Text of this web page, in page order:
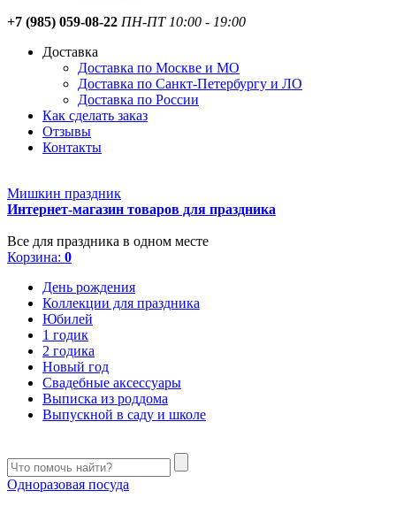
+7 (985) 059-08-22 ПН-ПТ 10:00 - 19:00
Доставка
Доставка по Москве и МО
Доставка по Санкт-Петербургу и ЛО
Доставка по России
Как сделать заказ
Отзывы
Контакты
Мишкин праздник
Интернет-магазин товаров для праздника
Все для праздника в одном месте
Корзина: 0
День рождения
Коллекции для праздника
Юбилей
1 годик
2 годика
Новый год
Свадебные аксессуары
Выписка из роддома
Выпускной в саду и школе
Одноразовая посуда